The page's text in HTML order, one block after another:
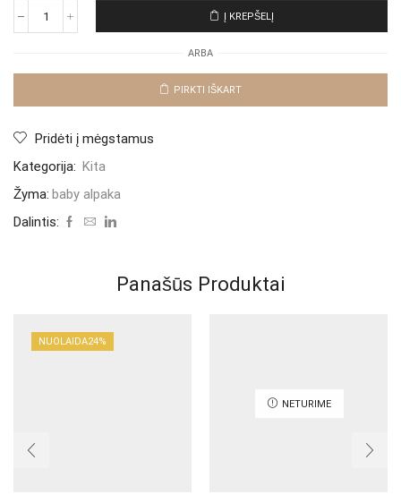
produkto
alpakos
Į KREPŠELĮ
ARBA
PIRKTI IŠKART
Pridėti į mėgstamus
Kategorija: Kita
Žyma: baby alpaka
Dalintis:
Panašūs Produktai
NUOLAIDA24%
NETURIME